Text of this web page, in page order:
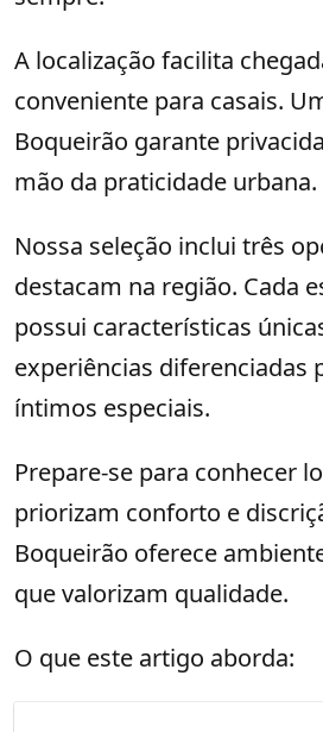
A localização facilita
conveniente para casais.
Boqueirão garante
mão da praticidade urbana.
Nossa seleção inclui três
destacam na região. Cada
possui características
experiências diferenciadas
íntimos especiais.
Prepare-se para conhecer
priorizam conforto e
Boqueirão oferece
que valorizam qualidade.
O que este artigo aborda: